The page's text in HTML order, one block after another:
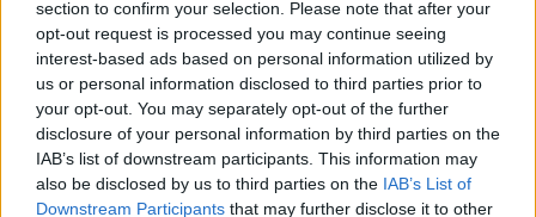
section to confirm your selection. Please note that after your
opt-out request is processed you may continue seeing
interest-based ads based on personal information utilized by
us or personal information disclosed to third parties prior to
your opt-out. You may separately opt-out of the further
disclosure of your personal information by third parties on the
IAB’s list of downstream participants. This information may
also be disclosed by us to third parties on the IAB’s List of
Downstream Participants that may further disclose it to other
apresentou um quadro competitivo de elevado nível,
liderado pelo russo Andrey Rublev, primeiro cabeça de
série, pelo italiano Luciano Darderi, pelo chileno
Alejandro Tabilo e pelo belga Alexander Blockx.
Um dos momentos mais aguardados da semana foi
também o regresso do suíço Stan Wawrinka ao Estoril,
integrado na digressão de despedida do antigo vencedor
“motores de desenvolvimento
económico e cultural” do município
português
Publicado 7 horas atrás on
07/08/2026
Por Ígor Lopes